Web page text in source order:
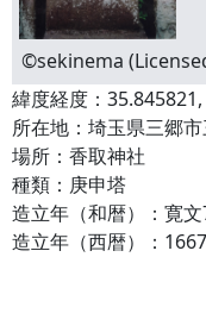
©sekinema
緯度経度：
所在地：埼玉県三郷市
場所：香取神社
種類：庚申塔
造立年（和暦）：寛
造立年（西暦）：1667